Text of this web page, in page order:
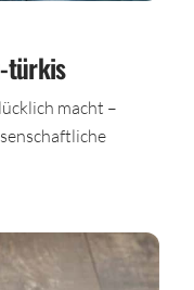
türkis
macht –